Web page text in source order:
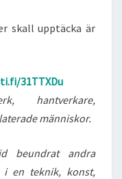
skall upptäcka är
31TTXDu
hantverkare,
människor.
beundrat andra
i en teknik, konst,